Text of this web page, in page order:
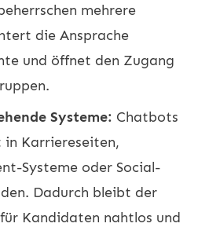
mehrere
die Ansprache
und öffnet den Zugang
Systeme: Chatbots
Karriereseiten,
Systeme oder Social-
Dadurch bleibt der
Kandidaten nahtlos und